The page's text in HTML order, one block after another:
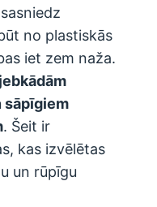
no plastiskās
iet zem naža.
sāpīgiem
. Šeit ir
kas izvēlētas
un rūpīgu